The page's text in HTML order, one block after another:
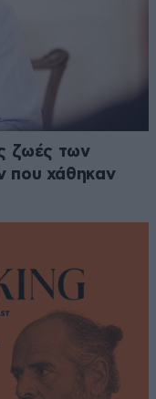
ζωές των
που χάθηκαν